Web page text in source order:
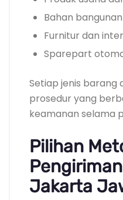
Bahan bangunan
Furnitur dan
Sparepart
Setiap jenis barang
prosedur yang
keamanan selama
Pilihan
Jakarta